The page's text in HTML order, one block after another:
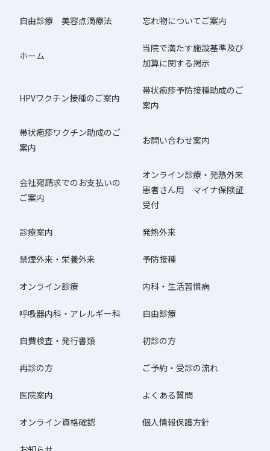
自由診療 美容点滴療法 忘れ物についてご案内
ホーム
当院で満たす施設基準及び
加算に関する掲示
HPVワクチン接種のご案内
帯状疱疹予防接種助成のご
案内
帯状疱疹ワクチン助成のご
案内
お問い合わせ案内
会社宛請求でのお支払いの
ご案内
オンライン診療・発熱外来
患者さん用 マイナ保険証
受付
診療案内 発熱外来
禁煙外来・栄養外来 予防接種
オンライン診療 内科・生活習慣病
呼吸器内科・アレルギー科 自由診療
自費検査・発行書類 初診の方
再診の方 ご予約・受診の流れ
医院案内 よくある質問
オンライン資格確認 個人情報保護方針